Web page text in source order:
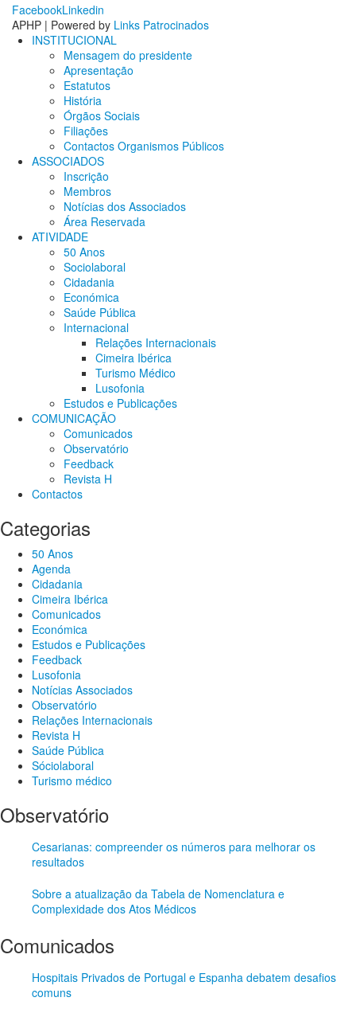
FacebookLinkedin
APHP | Powered by Links Patrocinados
INSTITUCIONAL
Mensagem do presidente
Apresentação
Estatutos
História
Órgãos Sociais
Filiações
Contactos Organismos Públicos
ASSOCIADOS
Inscrição
Membros
Notícias dos Associados
Área Reservada
ATIVIDADE
50 Anos
Sociolaboral
Cidadania
Económica
Saúde Pública
Internacional
Relações Internacionais
Cimeira Ibérica
Turismo Médico
Lusofonia
Estudos e Publicações
COMUNICAÇÃO
Comunicados
Observatório
Feedback
Revista H
Contactos
Categorias
50 Anos
Agenda
Cidadania
Cimeira Ibérica
Comunicados
Económica
Estudos e Publicações
Feedback
Lusofonia
Notícias Associados
Observatório
Relações Internacionais
Revista H
Saúde Pública
Sóciolaboral
Turismo médico
Observatório
Cesarianas: compreender os números para melhorar os
resultados
Sobre a atualização da Tabela de Nomenclatura e
Complexidade dos Atos Médicos
Comunicados
Hospitais Privados de Portugal e Espanha debatem desafios
comuns